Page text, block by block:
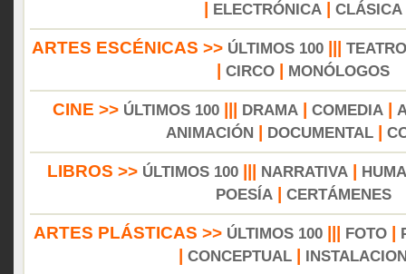
ELECTRÓNICA CLÁSICA
ARTES ESCÉNICAS >> ÚLTIMOS 100||| TEATRO
CIRCO MONÓLOGOS
CINE >> ÚLTIMOS 100 DRAMA COMEDIA
ANIMACIÓN
DOCUMENTAL|
LIBROS >> ÚLTIMOS 100 NARRATIVA
POESÍA| CERTÁMENES
ARTES PLÁSTICAS >> ÚLTIMOS 100 FOTO
CONCEPTUAL